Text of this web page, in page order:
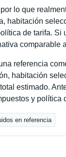
lo que
habitación
de tarifa. Si
comparable
referencia
habitación
estimado.
y política
en referencia